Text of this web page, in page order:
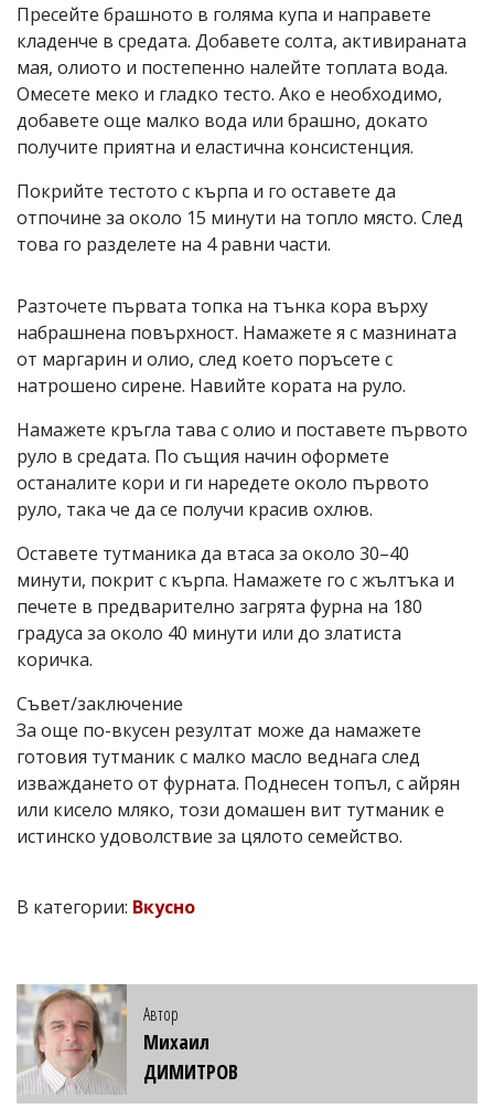
Пресейте брашното в голяма купа и направете
кладенче в средата. Добавете солта, активираната
мая, олиото и постепенно налейте топлата вода.
Омесете меко и гладко тесто. Ако е необходимо,
добавете още малко вода или брашно, докато
получите приятна и еластична консистенция.
Покрийте тестото с кърпа и го оставете да
отпочине за около 15 минути на топло място. След
това го разделете на 4 равни части.
Разточете първата топка на тънка кора върху
набрашнена повърхност. Намажете я с мазнината
от маргарин и олио, след което поръсете с
натрошено сирене. Навийте кората на руло.
Намажете кръгла тава с олио и поставете първото
руло в средата. По същия начин оформете
останалите кори и ги наредете около първото
руло, така че да се получи красив охлюв.
Оставете тутманика да втаса за около 30–40
минути, покрит с кърпа. Намажете го с жълтъка и
печете в предварително загрята фурна на 180
градуса за около 40 минути или до златиста
коричка.
Съвет/заключение
За още по-вкусен резултат може да намажете
готовия тутманик с малко масло веднага след
изваждането от фурната. Поднесен топъл, с айрян
или кисело мляко, този домашен вит тутманик е
истинско удоволствие за цялото семейство.
В категории: Вкусно
Автор
Михаил
ДИМИТРОВ